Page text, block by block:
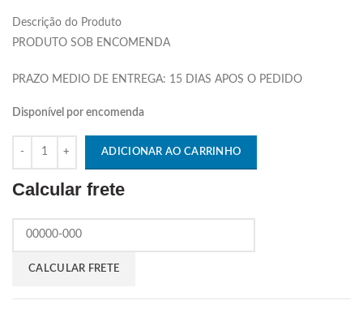
Descrição do Produto
PRODUTO SOB ENCOMENDA
PRAZO MEDIO DE ENTREGA: 15 DIAS APOS O PEDIDO
Disponível por encomenda
ADICIONAR AO CARRINHO
Calcular frete